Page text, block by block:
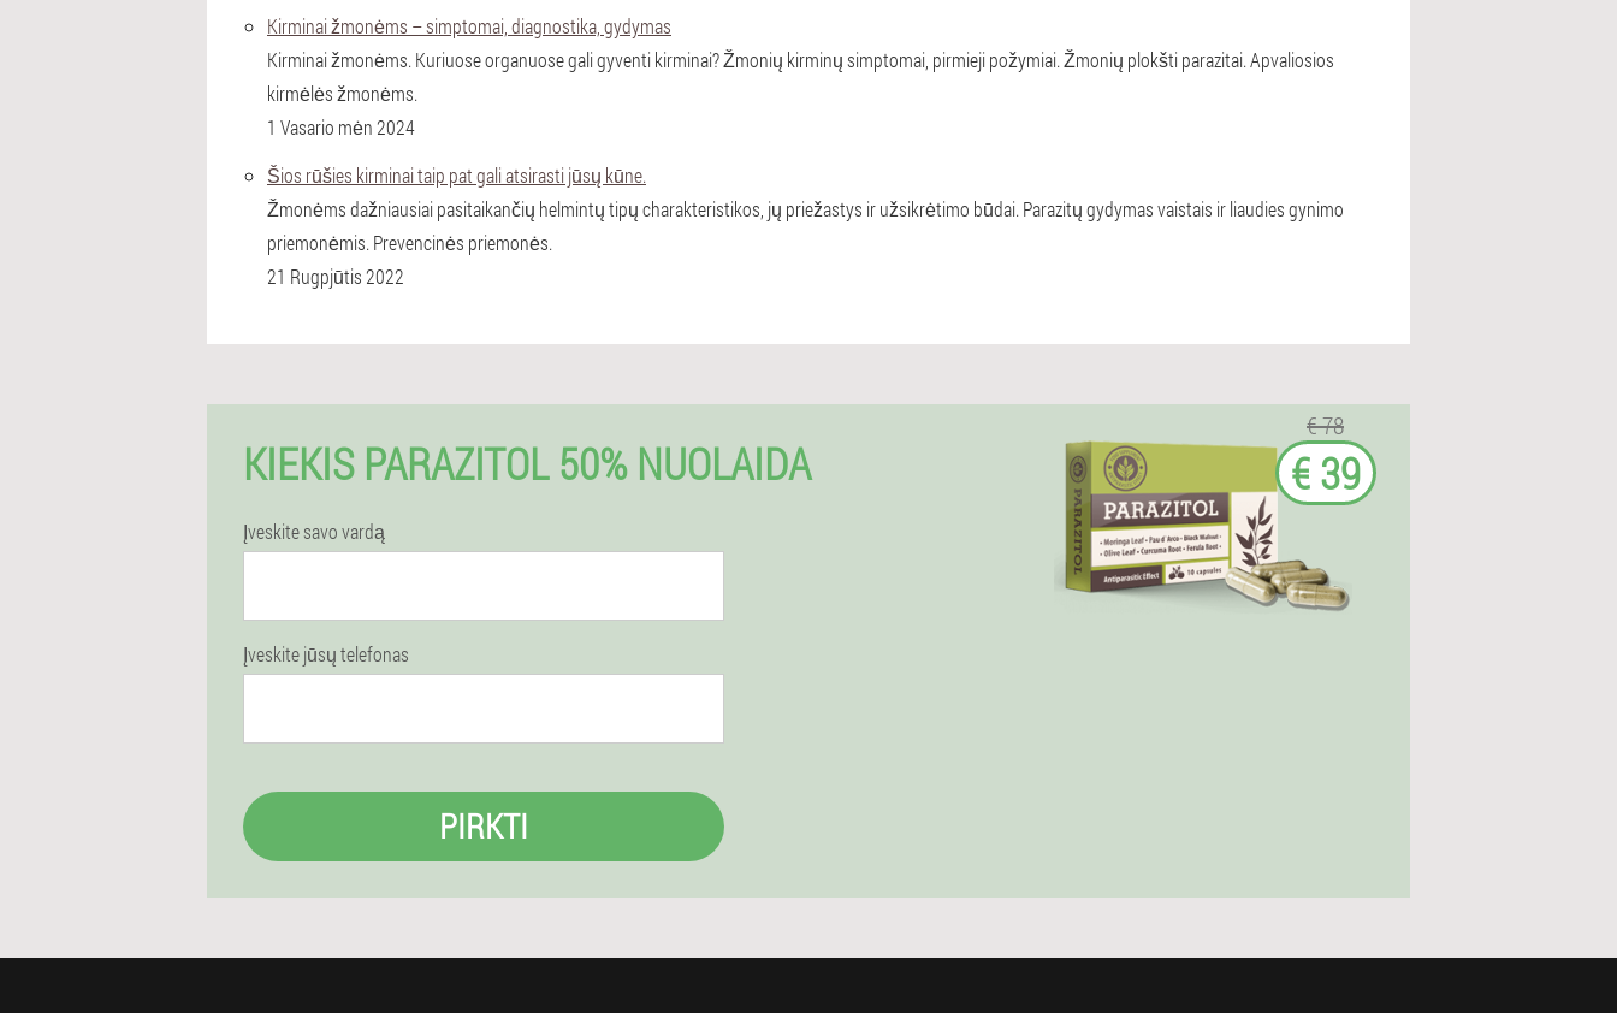
Kirminai žmonėms – simptomai, diagnostika, gydymas
Kirminai žmonėms. Kuriuose organuose gali gyventi kirminai? Žmonių kirminų simptomai, pirmieji požymiai. Žmonių plokšti parazitai. Apvaliosios
kirmėlės žmonėms.
1 Vasario mėn 2024
Šios rūšies kirminai taip pat gali atsirasti jūsų kūne.
Žmonėms dažniausiai pasitaikančių helmintų tipų charakteristikos, jų priežastys ir užsikrėtimo būdai. Parazitų gydymas vaistais ir liaudies gynimo
priemonėmis. Prevencinės priemonės.
21 Rugpjūtis 2022
KIEKIS PARAZITOL 50% NUOLAIDA
Įveskite savo vardą
Įveskite jūsų telefonas
PIRKTI
€ 78
€ 39